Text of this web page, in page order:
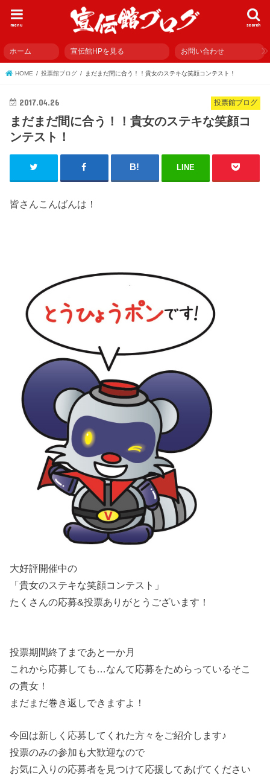
search
menu
ホーム 宣伝館HPを見る お問い合わせ
HOME 投票館ブログ まだまだ間に合う！！貴女のステキな笑顔コンテスト！
投票館ブログ
2017.04.26
まだまだ間に合う！！貴女のステキな笑顔コ
ンテスト！
LINE
皆さんこんばんは！
大好評開催中の
「貴女のステキな笑顔コンテスト」
たくさんの応募&投票ありがとうございます！
投票期間終了まであと一か月
これから応募しても…なんて応募をためらっているそこ
の貴女！
まだまだ巻き返しできますよ！
今回は新しく応募してくれた方々をご紹介します♪
投票のみの参加も大歓迎なので
お気に入りの応募者を見つけて応援してあげてください